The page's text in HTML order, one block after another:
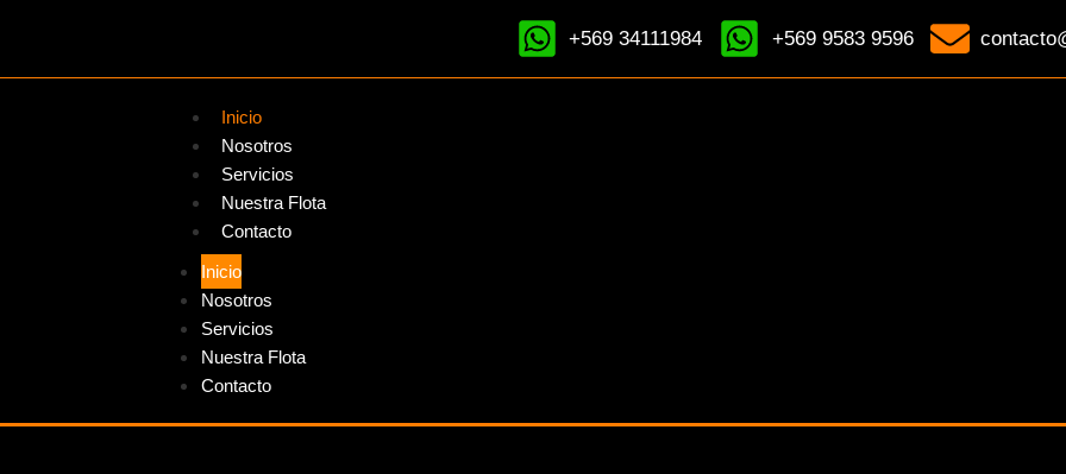
+569 34111984 +569 9583 9596
Inicio
Nosotros
Servicios
Nuestra Flota
Contacto
Inicio
Nosotros
Servicios
Nuestra Flota
Contacto